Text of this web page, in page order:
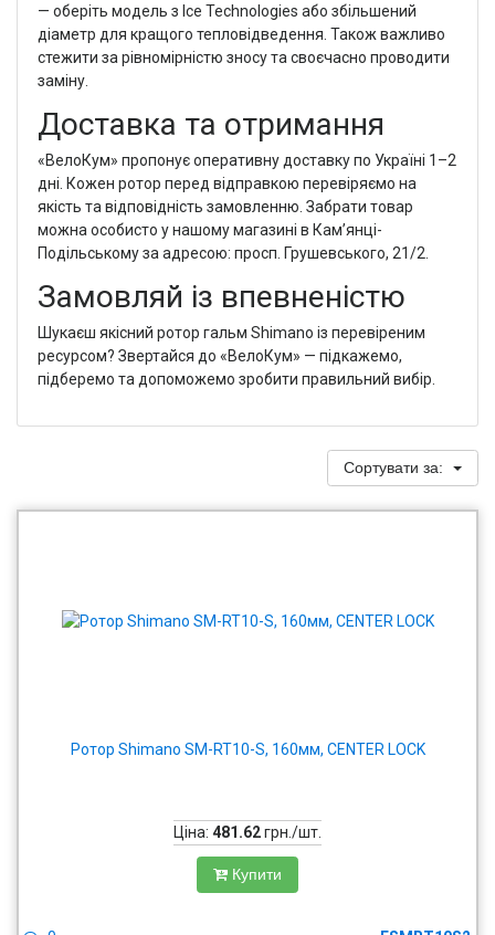
— оберіть модель з Ice Technologies або збільшений
діаметр для кращого тепловідведення. Також важливо
стежити за рівномірністю зносу та своєчасно проводити
заміну.
Доставка та отримання
«ВелоКум» пропонує оперативну доставку по Україні 1–2
дні. Кожен ротор перед відправкою перевіряємо на
якість та відповідність замовленню. Забрати товар
можна особисто у нашому магазині в Кам’янці-
Подільському за адресою: просп. Грушевського, 21/2.
Замовляй із впевненістю
Шукаєш якісний ротор гальм Shimano із перевіреним
ресурсом? Звертайся до «ВелоКум» — підкажемо,
підберемо та допоможемо зробити правильний вибір.
Сортувати за:
Ротор Shimano SM-RT10-S, 160мм, CENTER LOCK
Ціна: 481.62грн./шт.
Купити